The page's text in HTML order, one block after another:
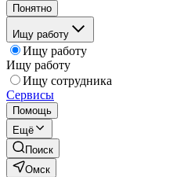
Понятно
Ищу работу
Ищу работу
Ищу работу
Ищу сотрудника
Сервисы
Помощь
Ещё
Поиск
Омск